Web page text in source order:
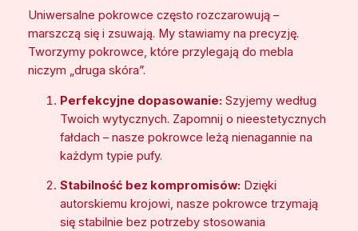
0
0
ł
a
w
Uniwersalne pokrowce często rozczarowują –
marszczą się i zsuwają. My stawiamy na precyzję.
Tworzymy pokrowce, które przylegają do mebla
niczym „druga skóra”.
Perfekcyjne dopasowanie: Szyjemy według
Twoich wytycznych. Zapomnij o nieestetycznych
fałdach – nasze pokrowce leżą nienagannie na
każdym typie pufy.
Stabilność bez kompromisów: Dzięki
autorskiemu krojowi, nasze pokrowce trzymają
się stabilnie bez potrzeby stosowania